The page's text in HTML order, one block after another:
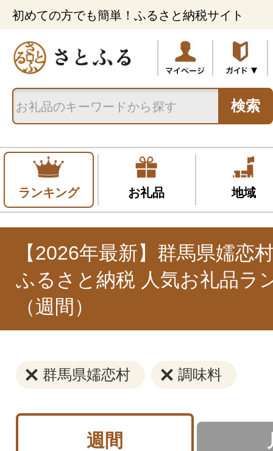
初めての方でも簡単！ふるさと納税サイト
検索
ランキング お礼品 地域
【2026年最新】群馬県嬬恋
ふるさと納税 人気お礼品ラ
（週間）
群馬県嬬恋村 調味料
週間